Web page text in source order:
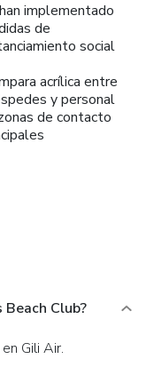
implementado
de
social
acrílica entre
y personal
de contacto
Beach Club?
Gili Air.